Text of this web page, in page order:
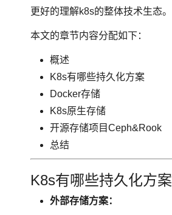
更好的理解k8s的整体技术生态。
本文的章节内容分配如下：
概述
K8s有哪些持久化方案
Docker存储
K8s原生存储
开源存储项目Ceph&Rook
总结
K8s有哪些持久化方案
外部存储方案：